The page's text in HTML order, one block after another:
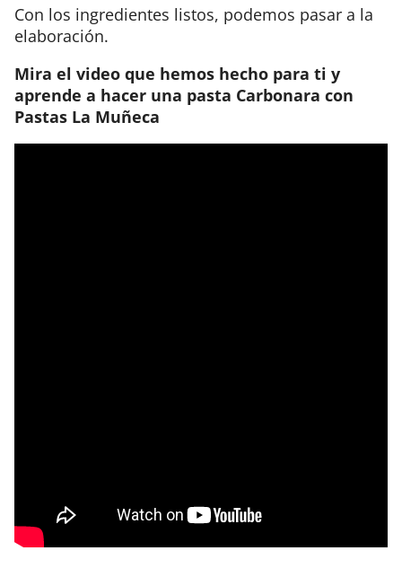
Con los ingredientes listos, podemos pasar a la
elaboración.
Mira el video que hemos hecho para ti y
aprende a hacer una pasta Carbonara con
Pastas La Muñeca